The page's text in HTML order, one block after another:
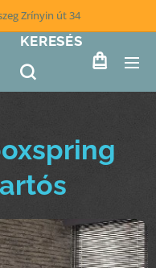
Zrínyin út 34
KERESÉS